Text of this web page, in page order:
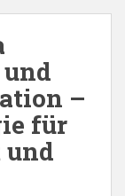
–
für
und